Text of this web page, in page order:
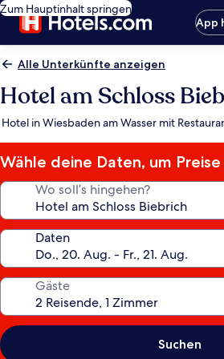
Zum Hauptinhalt springen
App
Alle Unterkünfte anzeigen
Hotel am Schloss
Hotel in Wiesbaden am Wasser mit
Wähle deine Daten, um Preise
Wo soll’s hingehen?
Daten
Gäste
Suchen